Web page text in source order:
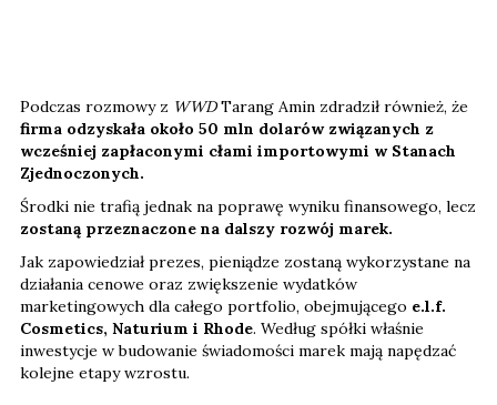
Podczas rozmowy z WWDTarang Amin zdradził również, że
firma odzyskała około 50 mln dolarów związanych z
wcześniej zapłaconymi cłami importowymi w Stanach
Zjednoczonych.
Środki nie trafią jednak na poprawę wyniku finansowego, lecz
zostaną przeznaczone na dalszy rozwój marek.
Jak zapowiedział prezes, pieniądze zostaną wykorzystane na
działania cenowe oraz zwiększenie wydatków
marketingowych dla całego portfolio, obejmującego e.l.f.
Cosmetics, Naturium i Rhode. Według spółki właśnie
inwestycje w budowanie świadomości marek mają napędzać
kolejne etapy wzrostu.